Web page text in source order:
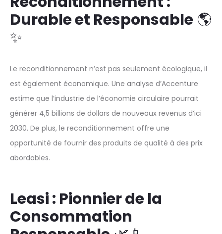
Durable et Responsable 🌎
✨
Le reconditionnement n’est pas seulement écologique, il
est également économique. Une analyse d’Accenture
estime que l’industrie de l’économie circulaire pourrait
générer 4,5 billions de dollars de nouveaux revenus d’ici
2030. De plus, le reconditionnement offre une
opportunité de fournir des produits de qualité à des prix
abordables.
Leasi : Pionnier de la
Consommation